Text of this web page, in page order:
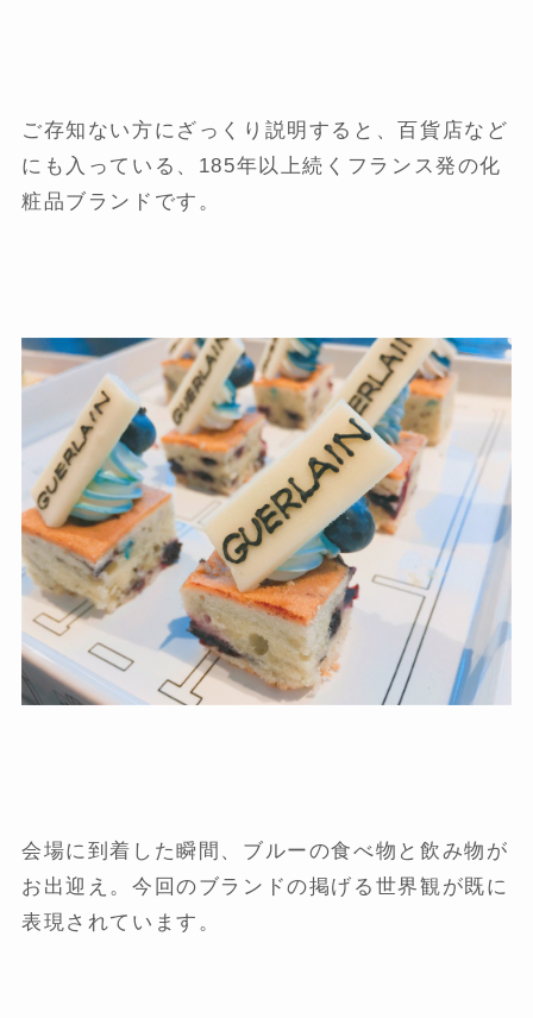
ご存知ない方にざっくり説明すると、百貨店など
にも入っている、185年以上続くフランス発の化
粧品ブランドです。
会場に到着した瞬間、ブルーの食べ物と飲み物が
お出迎え。今回のブランドの掲げる世界観が既に
表現されています。